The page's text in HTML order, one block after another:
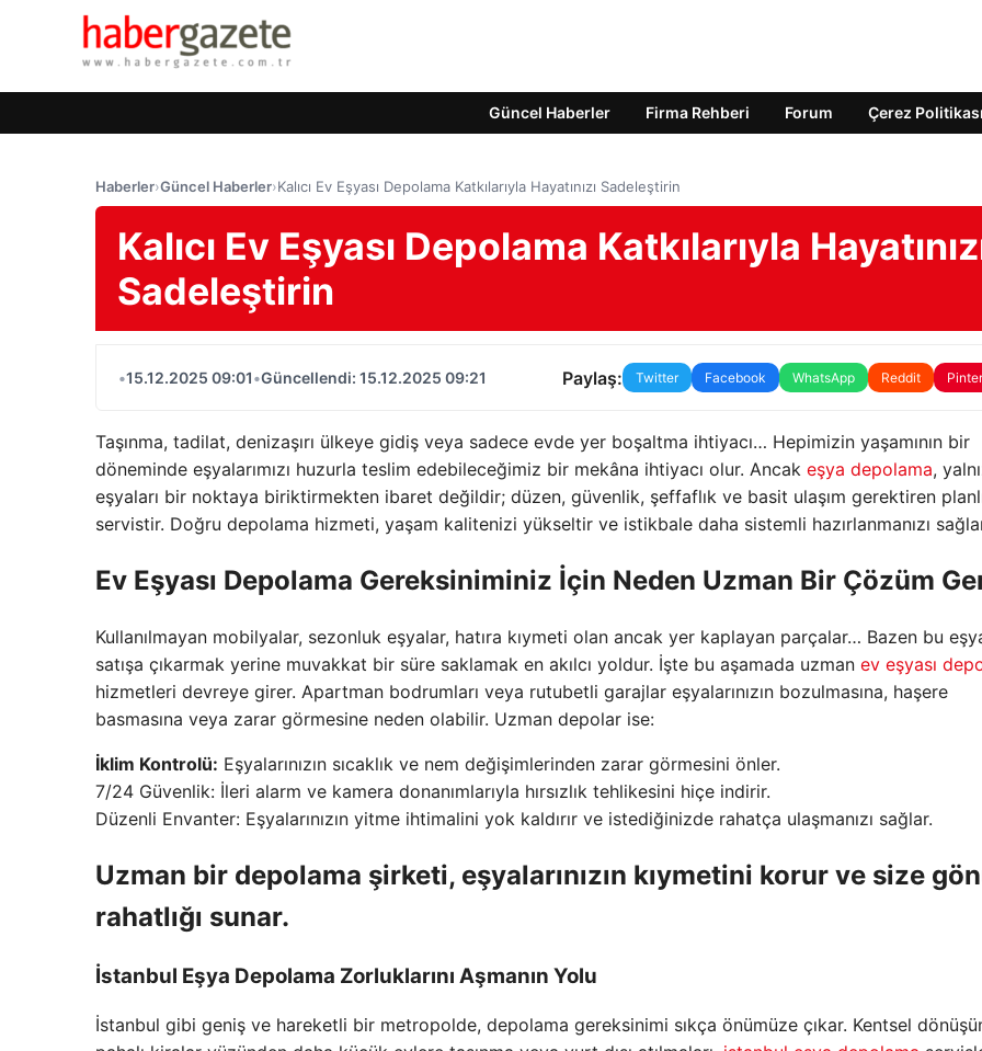
Güncel Haberler Firma Rehberi Forum Çerez Politikası
Haberler›Güncel Haberler›Kalıcı Ev Eşyası Depolama Katkılarıyla Hayatınızı Sadeleştirin
Kalıcı Ev Eşyası Depolama Katkılarıyla
Sadeleştirin
•15.12.2025 09:01•Güncellendi: 15.12.2025 09:21 Paylaş: Twitter Facebook WhatsApp Reddit
Taşınma, tadilat, denizaşırı ülkeye gidiş veya sadece evde yer boşaltma ihtiyacı… Hepimizin yaşamının bir
döneminde eşyalarımızı huzurla teslim edebileceğimiz bir mekâna ihtiyacı olur. Ancak eşya depolama,
eşyaları bir noktaya biriktirmekten ibaret değildir; düzen, güvenlik, şeffaflık ve basit ulaşım gerektiren
servistir. Doğru depolama hizmeti, yaşam kalitenizi yükseltir ve istikbale daha sistemli hazırlanmanızı
Ev Eşyası Depolama Gereksiniminiz İçin Neden Uzman Bir Çözüm
Kullanılmayan mobilyalar, sezonluk eşyalar, hatıra kıymeti olan ancak yer kaplayan parçalar… Bazen bu
satışa çıkarmak yerine muvakkat bir süre saklamak en akılcı yoldur. İşte bu aşamada uzman ev eşyası
hizmetleri devreye girer. Apartman bodrumları veya rutubetli garajlar eşyalarınızın bozulmasına, haşere
basmasına veya zarar görmesine neden olabilir. Uzman depolar ise:
İklim Kontrolü: Eşyalarınızın sıcaklık ve nem değişimlerinden zarar görmesini önler.
7/24 Güvenlik: İleri alarm ve kamera donanımlarıyla hırsızlık tehlikesini hiçe indirir.
Düzenli Envanter: Eşyalarınızın yitme ihtimalini yok kaldırır ve istediğinizde rahatça ulaşmanızı sağlar.
Uzman bir depolama şirketi, eşyalarınızın kıymetini korur ve size
rahatlığı sunar.
İstanbul Eşya Depolama Zorluklarını Aşmanın Yolu
İstanbul gibi geniş ve hareketli bir metropolde, depolama gereksinimi sıkça önümüze çıkar. Kentsel